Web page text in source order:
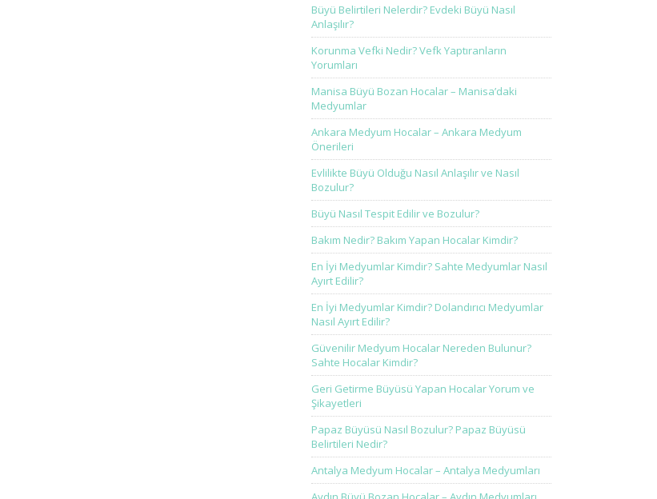
Büyü Belirtileri Nelerdir? Evdeki Büyü Nasıl
Anlaşılır?
Korunma Vefki Nedir? Vefk Yaptıranların
Yorumları
Manisa Büyü Bozan Hocalar – Manisa’daki
Medyumlar
Ankara Medyum Hocalar – Ankara Medyum
Önerileri
Evlilikte Büyü Olduğu Nasıl Anlaşılır ve Nasıl
Bozulur?
Büyü Nasıl Tespit Edilir ve Bozulur?
Bakım Nedir? Bakım Yapan Hocalar Kimdir?
En İyi Medyumlar Kimdir? Sahte Medyumlar Nasıl
Ayırt Edilir?
En İyi Medyumlar Kimdir? Dolandırıcı Medyumlar
Nasıl Ayırt Edilir?
Güvenilir Medyum Hocalar Nereden Bulunur?
Sahte Hocalar Kimdir?
Geri Getirme Büyüsü Yapan Hocalar Yorum ve
Şikayetleri
Papaz Büyüsü Nasıl Bozulur? Papaz Büyüsü
Belirtileri Nedir?
Antalya Medyum Hocalar – Antalya Medyumları